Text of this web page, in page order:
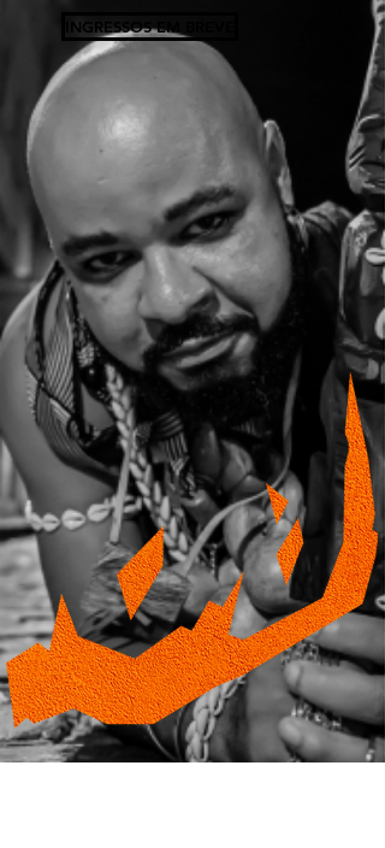
INGRESSOS EM BREVE